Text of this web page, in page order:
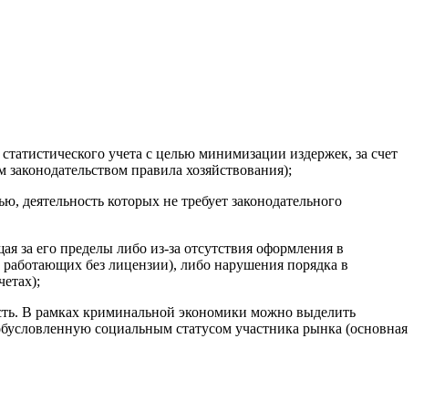
учета с целью минимизации издержек, за счет
правила хозяйствования);
дея­тельность которых не требует законодательного
за его пределы либо из-за отсутствия оформления в
без лицензии), либо нарушения порядка в
В рамках криминальной экономики можно выделить
социальным статусом участника рынка (основная